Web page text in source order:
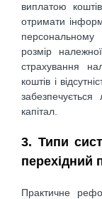
виплатою
отримати
персональному
розмір
страхування
коштів і
капітал.
3. Типи
перехідний
Практичне